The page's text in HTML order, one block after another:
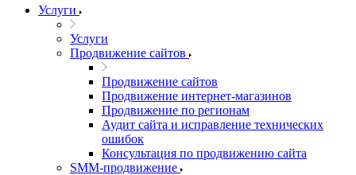
Услуги
Услуги
Продвижение сайтов
Продвижение сайтов
Продвижение интернет-магазинов
Продвижение по регионам
Аудит сайта и исправление технических
ошибок
Консультация по продвижению сайта
SMM-продвижение